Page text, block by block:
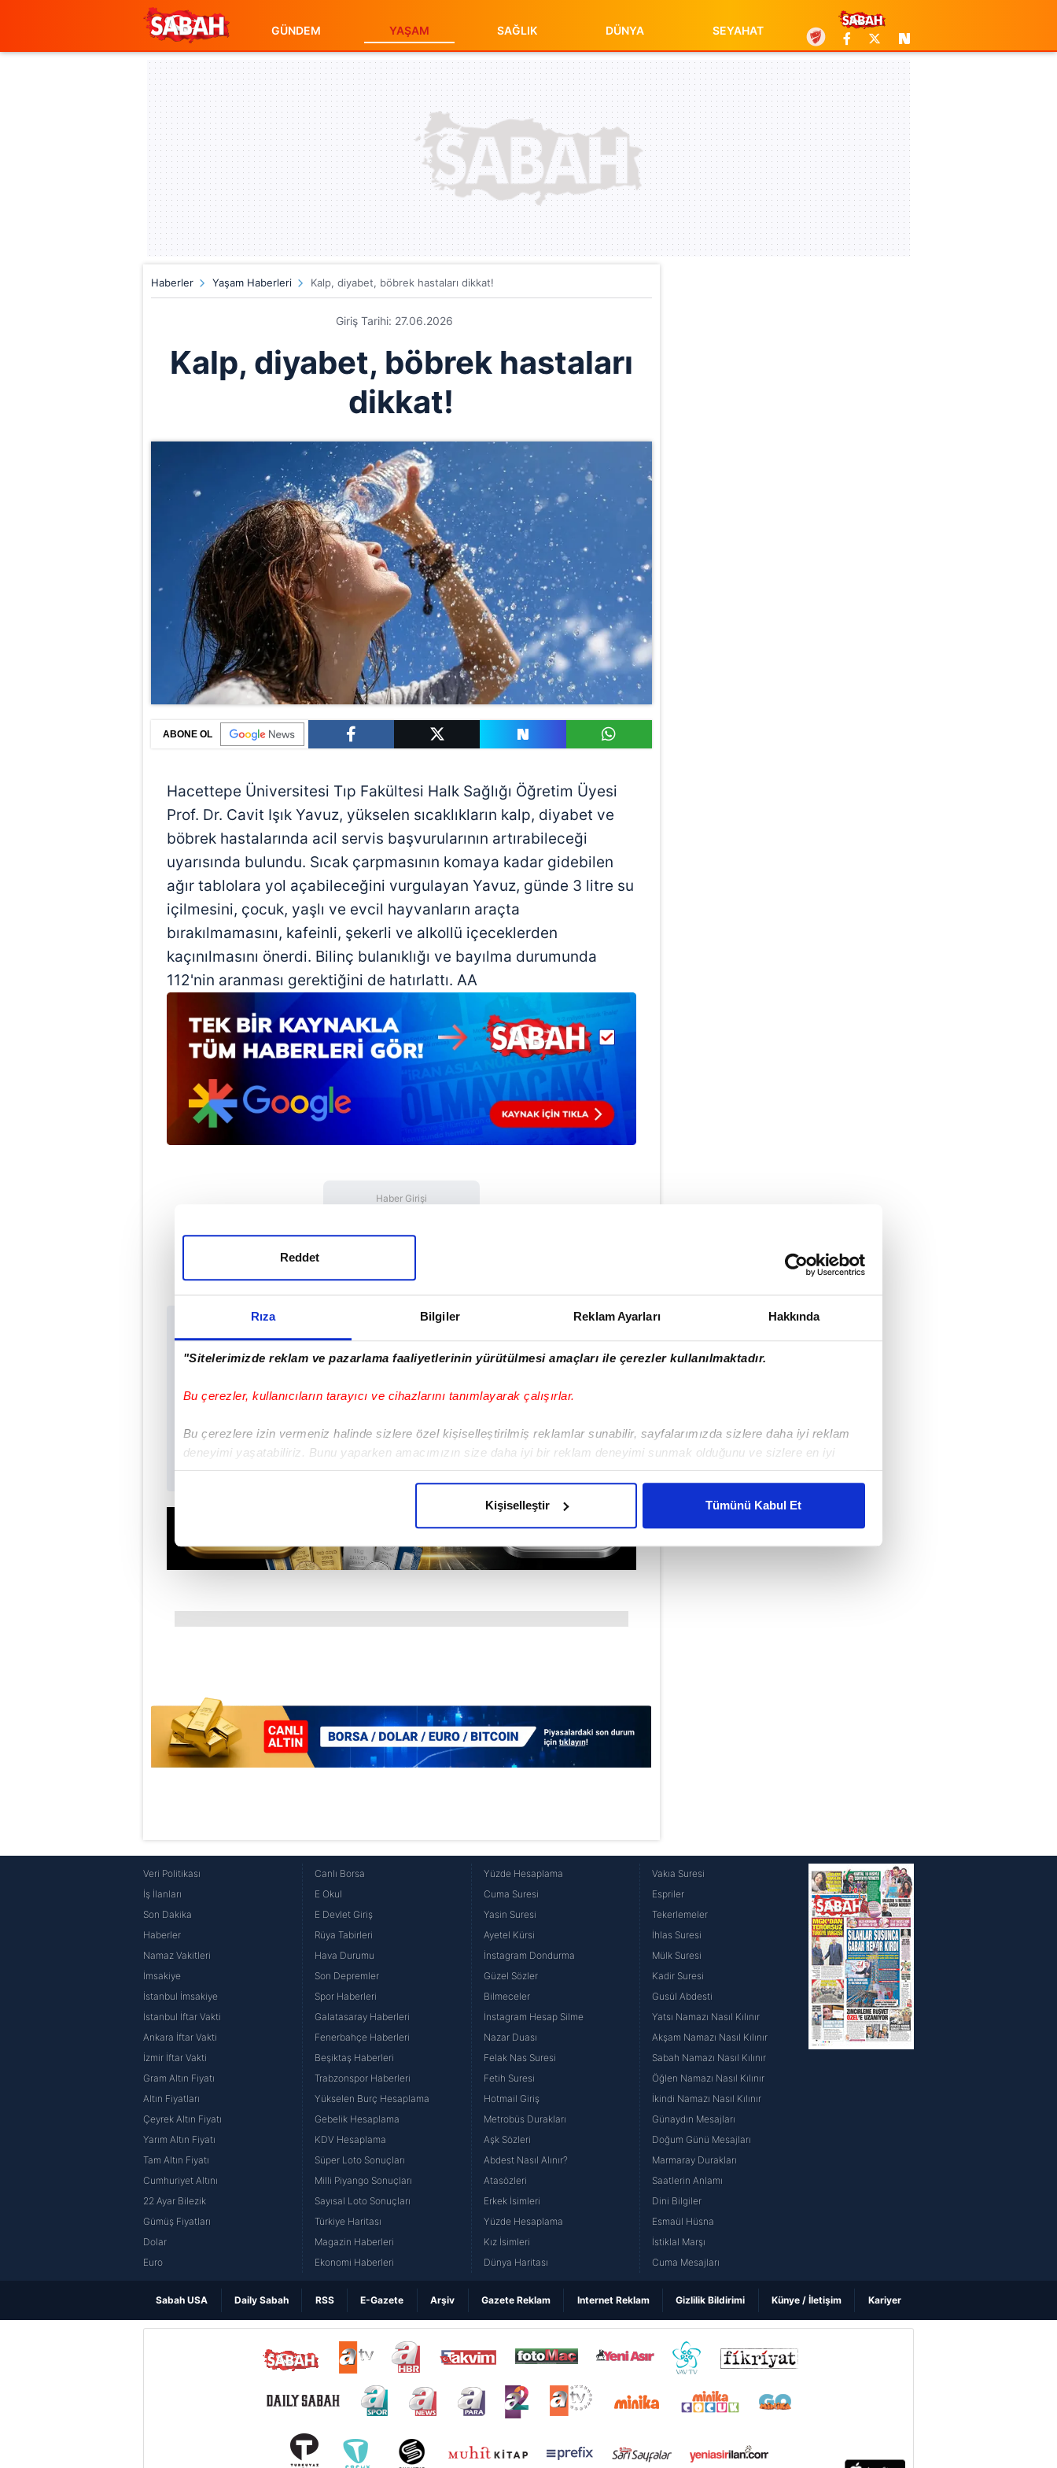
Rıza Bilgiler Reklam Ayarları Hakkında
"Sitelerimizde reklam ve pazarlama faaliyetlerinin yürütülmesi amaçları ile çerezler kullanılmaktadır.
Bu çerezler, kullanıcıların tarayıcı ve cihazlarını tanımlayarak çalışırlar.
Bu çerezlere izin vermeniz halinde sizlere özel kişiselleştirilmiş reklamlar sunabilir, sayfalarımızda sizlere daha iyi reklam
deneyimi yaşatabiliriz. Bunu yaparken amacımızın size daha iyi bir reklam deneyimi sunmak olduğunu ve sizlere en iyi
içerikleri sunabilmek adına elimizden gelen çabayı gösterdiğimizi ve bu noktada, reklamların maliyetlerimizi karşılamak
noktasında tek gelir kalemimiz olduğunu sizlere hatırlatmak isteriz.
Her halükârda, kullanıcılar, bu çerezlere izin vermedikleri takdirde, kullanıcılara hedefli reklamlar gösterilmeyecektir."
Sizlere daha iyi bir hizmet sunabilmek için İnternet Sitemizde kendimize ve üçüncü kişilere ait çerezler kullanılmaktadır. Bu
6698 sayılı Kişisel Verilerin Korunması Kanunu uyarınca hazırlanmış Aydınlatma Metnimizi okumak ve sitemizde ilgili
mevzuata uygun olarak kullanılan çerezlerle ilgili bilgi almak için lütfentıklayınız.
Reddet
Kişiselleştir Tümünü Kabul Et
GÜNDEM YAŞAM SAĞLIK DÜNYA SEYAHAT
Haberler Yaşam Haberleri Kalp, diyabet, böbrek hastaları dikkat!
Giriş Tarihi: 27.06.2026
Kalp, diyabet, böbrek hastaları
dikkat!
ABONE OL
Hacettepe Üniversitesi Tıp Fakültesi Halk Sağlığı Öğretim Üyesi
Prof. Dr. Cavit Işık Yavuz, yükselen sıcaklıkların kalp, diyabet ve
böbrek hastalarında acil servis başvurularının artırabileceği
uyarısında bulundu. Sıcak çarpmasının komaya kadar gidebilen
ağır tablolara yol açabileceğini vurgulayan Yavuz, günde 3 litre su
içilmesini, çocuk, yaşlı ve evcil hayvanların araçta
bırakılmamasını, kafeinli, şekerli ve alkollü içeceklerden
kaçınılmasını önerdi. Bilinç bulanıklığı ve bayılma durumunda
112'nin aranması gerektiğini de hatırlattı. AA
Haber Girişi
Uygulamalara Özel Ayrıcalıkları Keşfedin!
Veri Politikası
İş İlanları
Son Dakika
Haberler
Namaz Vakitleri
İmsakiye
İstanbul İmsakiye
İstanbul İftar Vakti
Ankara İftar Vakti
İzmir İftar Vakti
Gram Altın Fiyatı
Altın Fiyatları
Çeyrek Altın Fiyatı
Yarım Altın Fiyatı
Tam Altın Fiyatı
Cumhuriyet Altını
22 Ayar Bilezik
Gümüş Fiyatları
Dolar
Euro
Canlı Borsa
E Okul
E Devlet Giriş
Rüya Tabirleri
Hava Durumu
Son Depremler
Spor Haberleri
Galatasaray Haberleri
Fenerbahçe Haberleri
Beşiktaş Haberleri
Trabzonspor Haberleri
Yükselen Burç Hesaplama
Gebelik Hesaplama
KDV Hesaplama
Süper Loto Sonuçları
Milli Piyango Sonuçları
Sayısal Loto Sonuçları
Türkiye Haritası
Magazin Haberleri
Ekonomi Haberleri
Yüzde Hesaplama
Cuma Suresi
Yasin Suresi
Ayetel Kürsi
İnstagram Dondurma
Güzel Sözler
Bilmeceler
İnstagram Hesap Silme
Nazar Duası
Felak Nas Suresi
Fetih Suresi
Hotmail Giriş
Metrobüs Durakları
Aşk Sözleri
Abdest Nasıl Alınır?
Atasözleri
Erkek İsimleri
Yüzde Hesaplama
Kız İsimleri
Dünya Haritası
Vakıa Suresi
Espriler
Tekerlemeler
İhlas Suresi
Mülk Suresi
Kadir Suresi
Gusül Abdesti
Yatsı Namazı Nasıl Kılınır
Akşam Namazı Nasıl Kılınır
Sabah Namazı Nasıl Kılınır
Öğlen Namazı Nasıl Kılınır
İkindi Namazı Nasıl Kılınır
Günaydın Mesajları
Doğum Günü Mesajları
Marmaray Durakları
Saatlerin Anlamı
Dini Bilgiler
Esmaül Hüsna
İstiklal Marşı
Cuma Mesajları
Sabah USA Daily Sabah RSS E-Gazete Arşiv Gazete Reklam Internet Reklam Gizlilik Bildirimi Künye / İletişim Kariyer